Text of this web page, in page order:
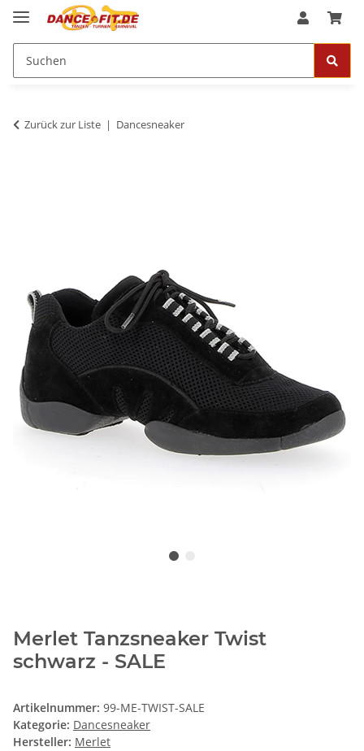
Zurück zur Liste Dancesneaker
Merlet Tanzsneaker Twist
schwarz - SALE
Artikelnummer: 99-ME-TWIST-SALE
Kategorie: Dancesneaker
Hersteller: Merlet